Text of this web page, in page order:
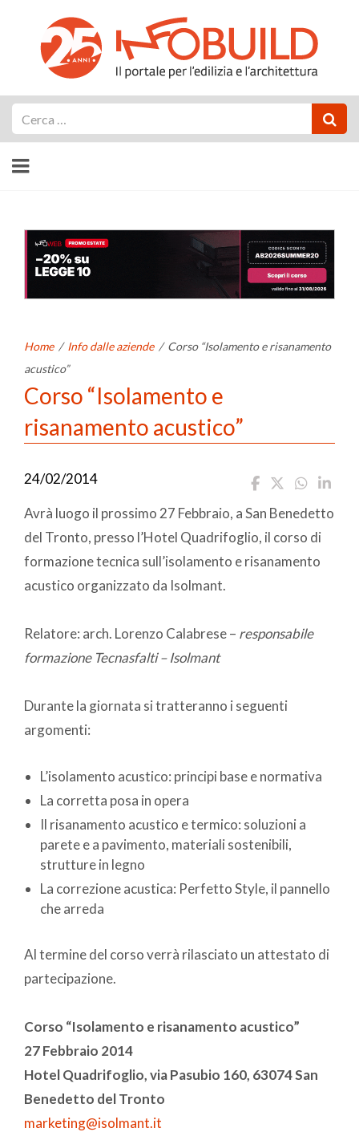
Home / Info dalle aziende / Corso “Isolamento e risanamento
acustico”
Corso “Isolamento e
risanamento acustico”
24/02/2014
Avrà luogo il prossimo 27 Febbraio, a San Benedetto
del Tronto, presso l’Hotel Quadrifoglio, il corso di
formazione tecnica sull’isolamento e risanamento
acustico organizzato da Isolmant.
Relatore: arch. Lorenzo Calabrese – responsabile
formazione Tecnasfalti – Isolmant
Durante la giornata si tratteranno i seguenti
argomenti:
L’isolamento acustico: principi base e normativa
La corretta posa in opera
Il risanamento acustico e termico: soluzioni a
parete e a pavimento, materiali sostenibili,
strutture in legno
La correzione acustica: Perfetto Style, il pannello
che arreda
Al termine del corso verrà rilasciato un attestato di
partecipazione.
Corso “Isolamento e risanamento acustico”
27 Febbraio 2014
Hotel Quadrifoglio,via Pasubio 160, 63074 San
Benedetto del Tronto
marketing@isolmant.it